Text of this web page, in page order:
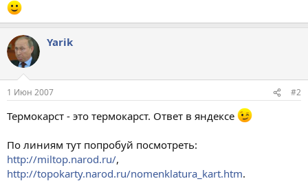
Yarik
1 Июн 2007 #2
Термокарст - это термокарст. Ответ в яндексе
По линиям тут попробуй посмотреть:
http://miltop.narod.ru/,
http://topokarty.narod.ru/nomenklatura_kart.htm.